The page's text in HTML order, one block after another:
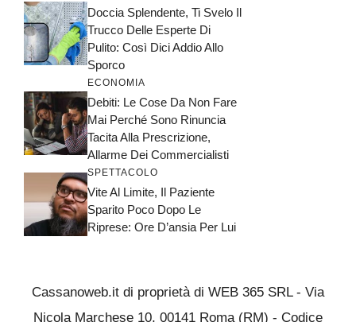
Doccia Splendente, Ti Svelo Il
Trucco Delle Esperte Di
Pulito: Così Dici Addio Allo
Sporco
ECONOMIA
Debiti: Le Cose Da Non Fare
Mai Perché Sono Rinuncia
Tacita Alla Prescrizione,
Allarme Dei Commercialisti
SPETTACOLO
Vite Al Limite, Il Paziente
Sparito Poco Dopo Le
Riprese: Ore D’ansia Per Lui
Cassanoweb.it di proprietà di WEB 365 SRL - Via
Nicola Marchese 10, 00141 Roma (RM) - Codice